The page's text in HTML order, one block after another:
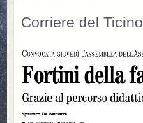
Corriere del Ticino